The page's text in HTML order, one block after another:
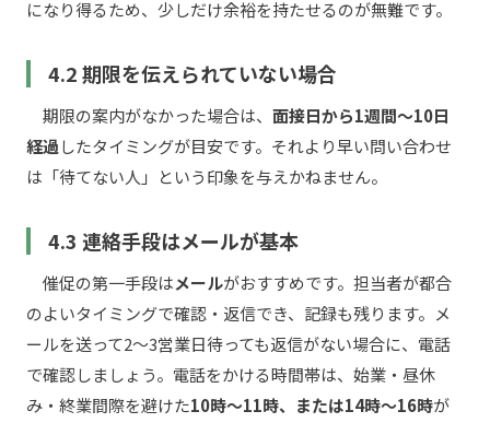
になり得るため、少しだけ余裕を持たせるのが無難です。
4.2 期限を伝えられていない場合
期限の案内がなかった場合は、 面接日から1週間〜10日
経過したタイミングが目安です。それより早い問い合わせ
は「待てない人」という印象を与えかねません。
4.3 連絡手段はメールが基本
催促の第一手段はメールがおすすめです。担当者が都合
のよいタイミングで確認・返信でき、記録も残ります。メ
ールを送って2〜3営業日待っても返信がない場合に、電話
で確認しましょう。電話をかける時間帯は、始業・昼休
み・終業間際を避けた10時〜11時、または14時〜16時が